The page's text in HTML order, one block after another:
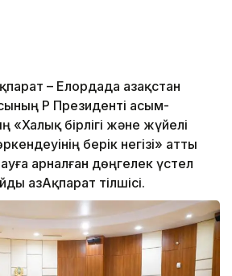
– Елордада Қазақстан
ҚР Президенті Қасым-
бірлігі және жүйелі
берік негізі» атты
арналған дөңгелек үстел
ҚазАқпарат тілшісі.